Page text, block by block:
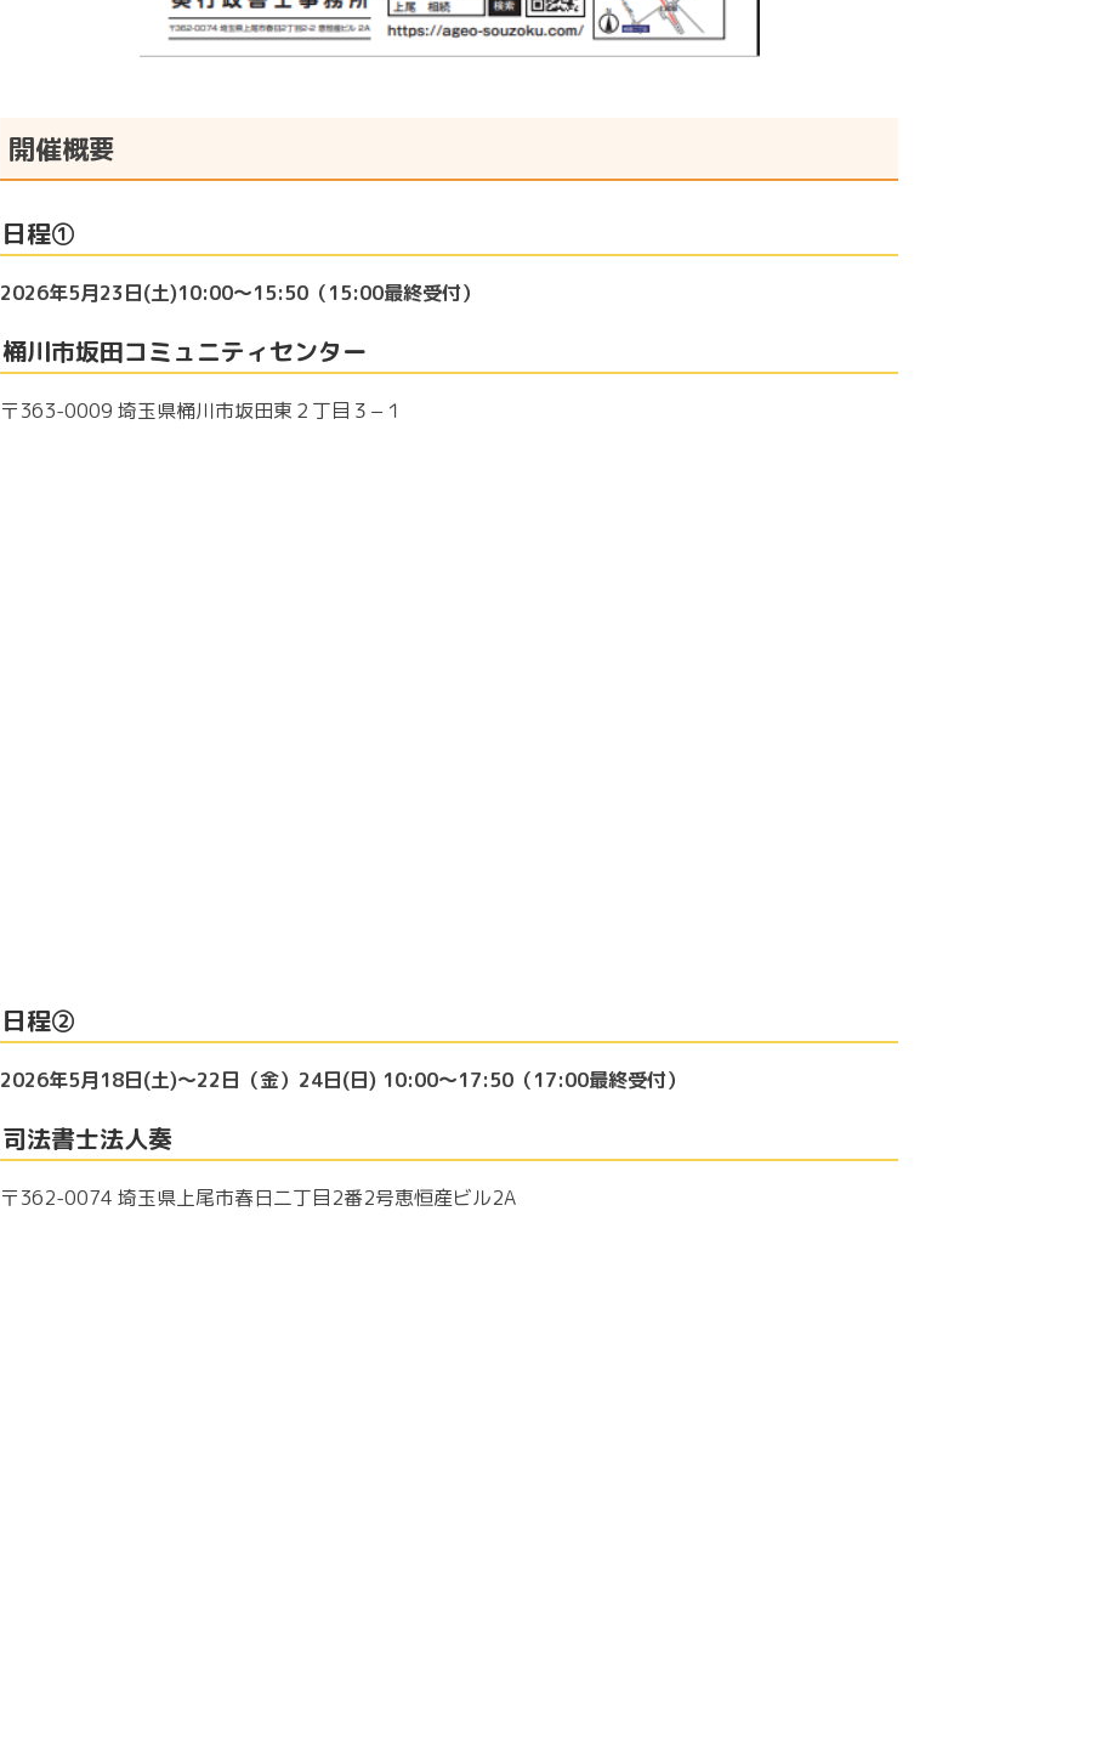
開催概要
日程①
2026年5月23日(土)10:00～15:50（15:00最終受付）
桶川市坂田コミュニティセンター
〒363-0009 埼玉県桶川市坂田東２丁目３−１
日程②
2026年5月18日(土)～22日（金）24日(日) 10:00～17:50（17:00最終受付）
司法書士法人奏
〒362-0074 埼玉県上尾市春日二丁目2番2号恵恒産ビル2A